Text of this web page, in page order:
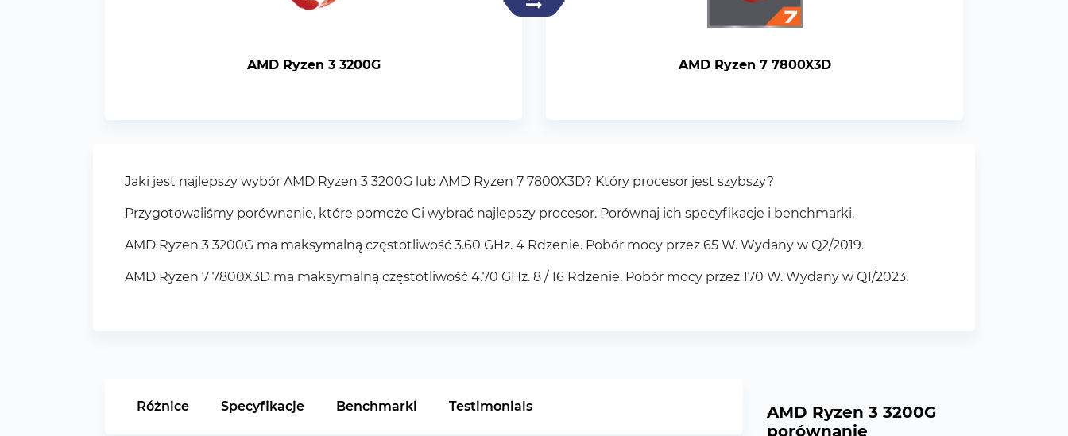
AMD Ryzen 3 3200G AMD Ryzen 7 7800X3D
Jaki jest najlepszy wybór AMD Ryzen 3 3200G lub AMD Ryzen 7 7800X3D? Który procesor jest szybszy?
Przygotowaliśmy porównanie, które pomoże Ci wybrać najlepszy procesor. Porównaj ich specyfikacje i benchmarki.
AMD Ryzen 3 3200G ma maksymalną częstotliwość 3.60 GHz. 4 Rdzenie. Pobór mocy przez 65 W. Wydany w Q2/2019.
AMD Ryzen 7 7800X3D ma maksymalną częstotliwość 4.70 GHz. 8 / 16 Rdzenie. Pobór mocy przez 170 W. Wydany w Q1/2023.
Różnice Specyfikacje Benchmarki Testimonials
AMD Ryzen 3 3200G
porównanie